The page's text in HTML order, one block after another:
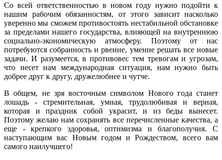
Со всей ответственностью в новом году нужно подойти к
нашим рабочим обязанностям, от этого зависит насколько
уверенно мы сможем противостоять нестабильной обстановке
за пределами нашего государства, влияющей на внутреннюю
социально-экономическую атмосферу. Поэтому от нас
потребуются собранность и рвение, умение решать все новые
задачи. И разумеется, в противовес тем тревогам и угрозам,
что несет нам международная ситуация, нам нужно быть
добрее друг к другу, дружелюбнее и чутче.
В общем, не зря восточным символом Нового года станет
лошадь - стремительная, умная, трудолюбивая и верная,
которая и праздник собой украсит, и из беды вынесет.
Поэтому желаю нам сохранять все перечисленные качества, а
еще - крепкого здоровья, оптимизма и благополучия. С
наступающим вас Новым годом и Рождеством, всего вам
самого наилучшего!